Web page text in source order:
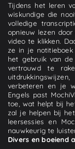
Tijdens het leren
wiskundige die
volledige
opnieuw lezen
video te klikken.
ze in je
het gebruik van
vertrouwd te
verbeteren en je
Engels past
toe, wat helpt bij
zal je helpen bij
leersessies en
nauwkeurig te
Divers en boeiend